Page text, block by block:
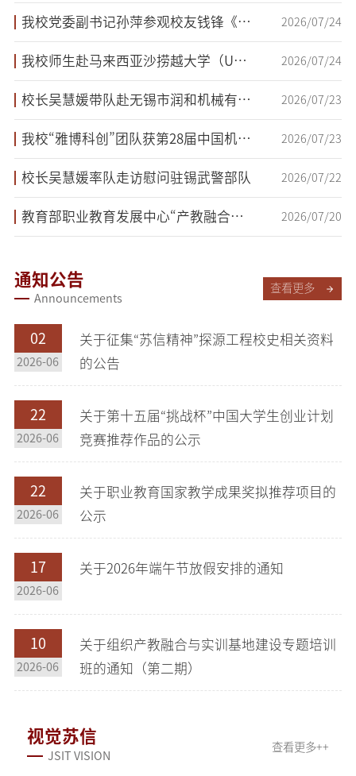
我校党委副书记孙萍参观校友钱锋《印记婺源》摄影版画展 2026/07/24
我校师生赴马来西亚沙捞越大学（UNIMAS）研习交流 2026/07/24
校长吴慧媛带队赴无锡市润和机械有限公司开展访企拓岗交流 2026/07/23
我校“雅博科创”团队获第28届中国机器人及人工智能大赛全国一等奖 2026/07/23
校长吴慧媛率队走访慰问驻锡武警部队 2026/07/22
教育部职业教育发展中心“产教融合与实训基地建设专题培训班”在我校举办 2026/07/20
通知公告
Announcements
查看更多
02
2026-06
关于征集“苏信精神”探源工程校史相关资料
的公告
22
2026-06
关于第十五届“挑战杯”中国大学生创业计划
竞赛推荐作品的公示
22
2026-06
关于职业教育国家教学成果奖拟推荐项目的
公示
17
2026-06
关于2026年端午节放假安排的通知
10
2026-06
关于组织产教融合与实训基地建设专题培训
班的通知（第二期）
视觉苏信
JSIT VISION
查看更多++